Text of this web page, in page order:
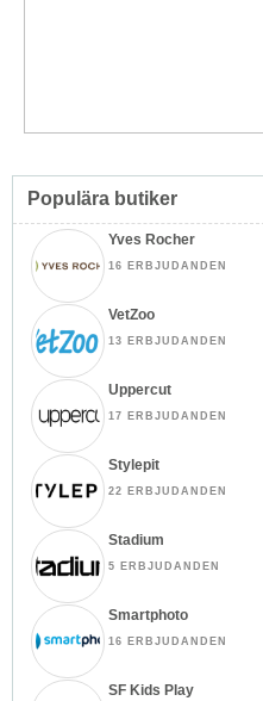
Populära butiker
Yves Rocher
16 ERBJUDANDEN
VetZoo
13 ERBJUDANDEN
Uppercut
17 ERBJUDANDEN
Stylepit
22 ERBJUDANDEN
Stadium
5 ERBJUDANDEN
Smartphoto
16 ERBJUDANDEN
SF Kids Play